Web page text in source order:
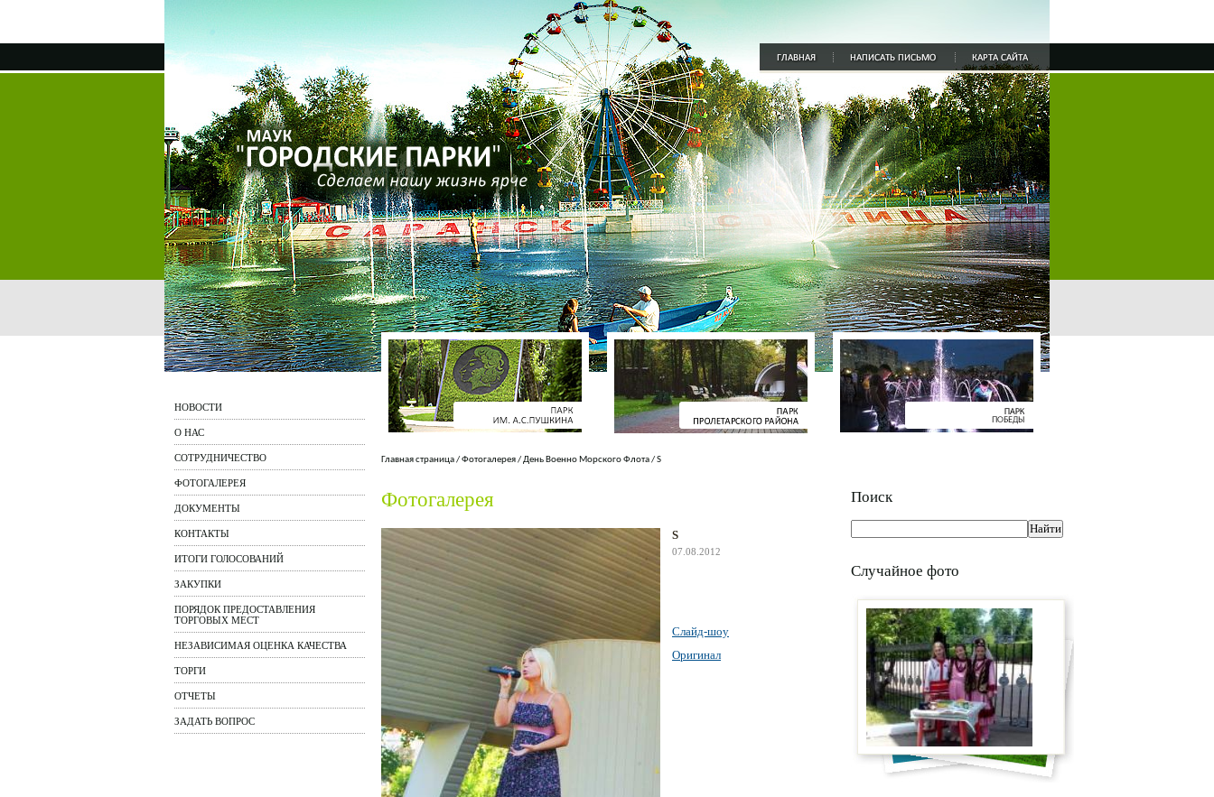
НОВОСТИ
О НАС
СОТРУДНИЧЕСТВО
ФОТОГАЛЕРЕЯ
ДОКУМЕНТЫ
КОНТАКТЫ
ИТОГИ ГОЛОСОВАНИЙ
ЗАКУПКИ
ПОРЯДОК ПРЕДОСТАВЛЕНИЯ
ТОРГОВЫХ МЕСТ
НЕЗАВИСИМАЯ ОЦЕНКА КАЧЕСТВА
ТОРГИ
ОТЧЕТЫ
ЗАДАТЬ ВОПРОС
Главная страница/Фотогалерея/День Военно Морского Флота/S
Фотогалерея
S
07.08.2012
Слайд-шоу
Оригинал
Поиск
Случайное фото